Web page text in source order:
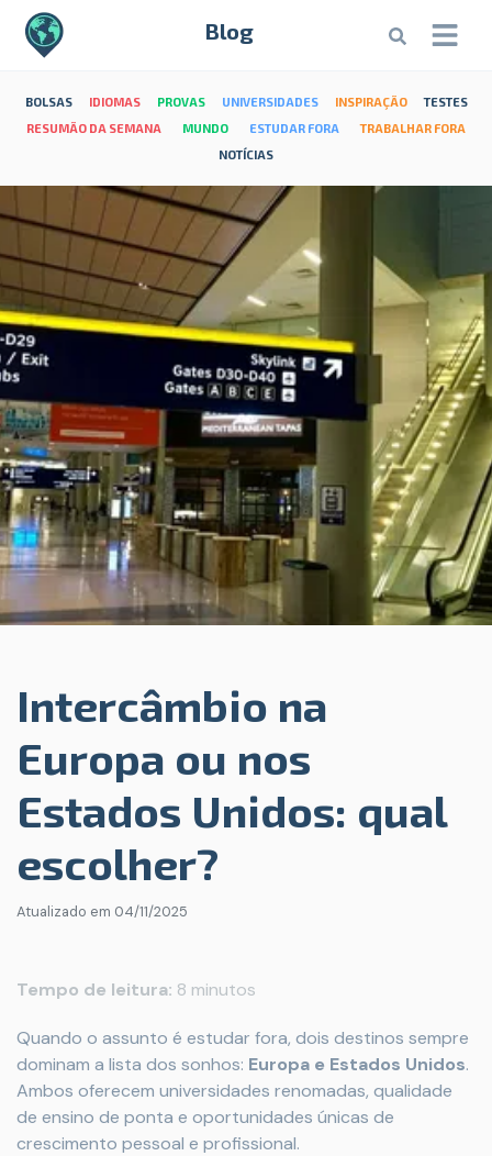
Blog
BOLSAS IDIOMAS PROVAS UNIVERSIDADES INSPIRAÇÃO
TESTES
RESUMÃO DA SEMANA
MUNDO ESTUDAR FORA
TRABALHAR FORA
NOTÍCIAS
Intercâmbio na
Europa ou nos
Estados Unidos: qual
escolher?
Atualizado em 04/11/2025
Tempo de leitura: 8 minutos
Quando o assunto é estudar fora, dois destinos sempre
dominam a lista dos sonhos: Europa e Estados Unidos.
Ambos oferecem universidades renomadas, qualidade
de ensino de ponta e oportunidades únicas de
crescimento pessoal e profissional.